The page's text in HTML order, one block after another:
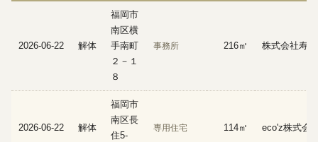
2026-06-22 解体
福岡市
南区横
手南町
２－１
８
事務所 216㎡ 株式会社寿
2026-06-22 解体
福岡市
南区長
住5-
専用住宅 114㎡ eco'z株式会